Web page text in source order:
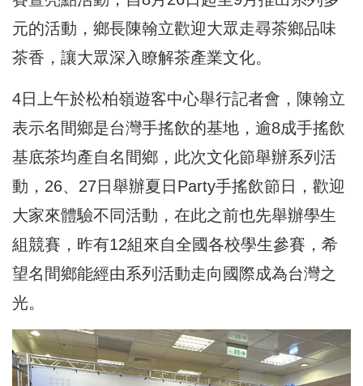
元的活動，鄉長陳翰立歡迎大眾走尋茶鄉品味
茶香，讓大眾深入瞭解茶產業文化。
4日上午於松柏嶺遊客中心舉行記者會，陳翰立
表示名間鄉是台灣手搖飲的基地，逾8成手搖飲
基底茶均產自名間鄉，此次文化節舉辦系列活
動，26、27日舉辦夏日Party手搖飲節日，歡迎
大家來體驗不同活動，在此之前也先舉辦學生
組競賽，昨有12組來自全國各校學生參賽，希
望名間鄉能經由系列活動走向國際成為台灣之
光。